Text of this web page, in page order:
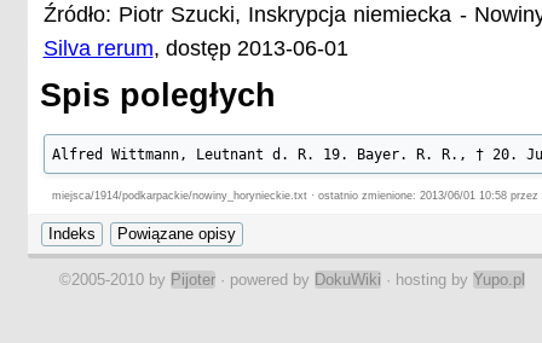
Źródło: Piotr Szucki, Inskrypcja niemiecka -
Silva rerum, dostęp 2013-06-01
Spis poległych
Alfred Wittmann, Leutnant d. R. 19. Bayer. R. R., † 20.
miejsca/1914/podkarpackie/nowiny_horynieckie.txt · ostatnio zmienione: 2013/06/01 10:58 przez
©2005-2010 by Pijoter · powered by DokuWiki · hosting by Yupo.pl